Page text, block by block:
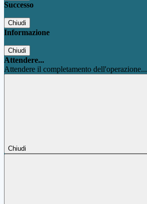
Successo
Chiudi
Informazione
Chiudi
Attendere...
Attendere il completamento dell'operazione...
Chiudi